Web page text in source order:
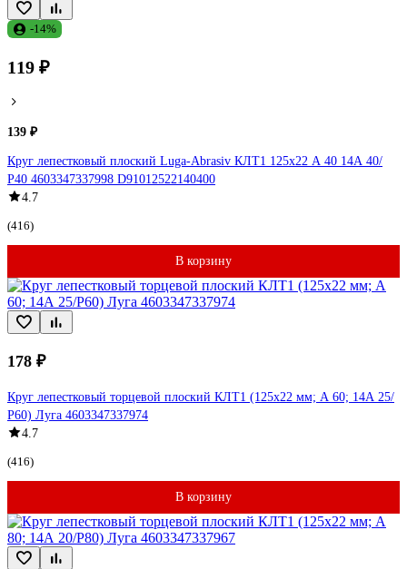
-14%
119 ₽
139 ₽
Круг лепестковый плоский Luga-Abrasiv КЛТ1 125х22 А 40 14А 40/
Р40 4603347337998 D91012522140400
4.7
(416)
В корзину
178 ₽
Круг лепестковый торцевой плоский КЛТ1 (125х22 мм; А 60; 14А 25/
Р60) Луга 4603347337974
4.7
(416)
В корзину